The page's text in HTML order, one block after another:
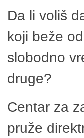
Da li voliš
koji beže
slobodno
druge?
Centar za
pruže